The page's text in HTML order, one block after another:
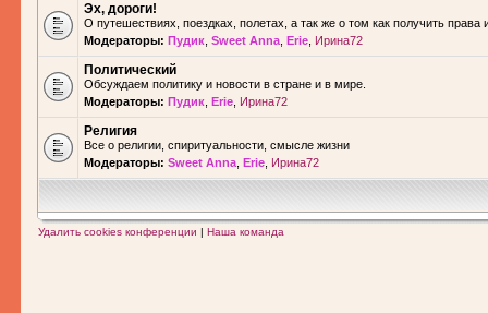
Эх, дороги!
О путешествиях, поездках, полетах, а так же о том как получить права
Модераторы: Пудик Sweet Anna Erie Ирина72
Политический
Обсуждаем политику и новости в стране и в мире.
Модераторы: Пудик Erie Ирина72
Религия
Все о религии, спиритуальности, смысле жизни
Модераторы: Sweet Anna Erie Ирина72
Удалить cookies конференции | Наша команда